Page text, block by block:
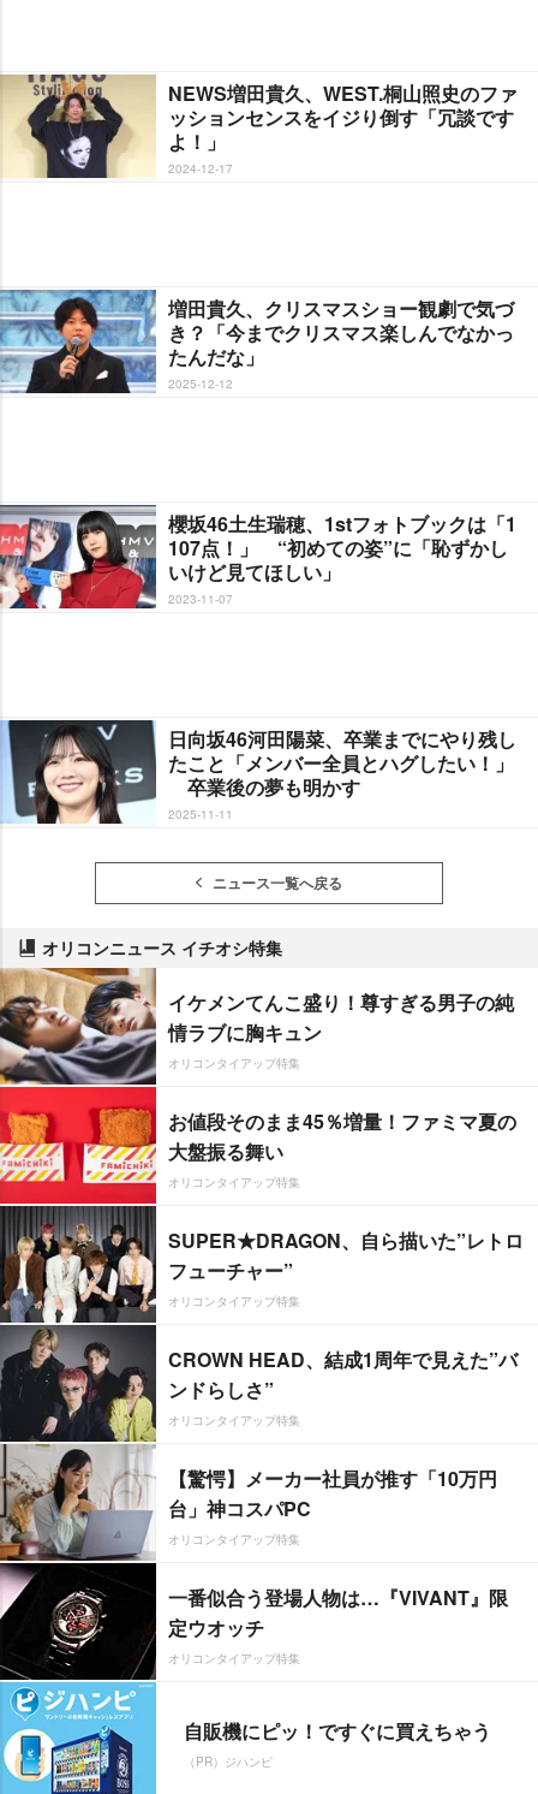
NEWS増田貴久、WEST.桐山照史のファ
ッションセンスをイジり倒す「冗談です
よ！」
2024-12-17
増田貴久、クリスマスショー観劇で気づ
き？「今までクリスマス楽しんでなかっ
たんだな」
2025-12-12
櫻坂46土生瑞穂、1stフォトブックは「1
107点！」 “初めての姿”に「恥ずかし
いけど見てほしい」
2023-11-07
日向坂46河田陽菜、卒業までにやり残し
たこと「メンバー全員とハグしたい！」
卒業後の夢も明かす
2025-11-11
ニュース一覧へ戻る
オリコンニュース イチオシ特集
イケメンてんこ盛り！尊すぎる男子の純
情ラブに胸キュン
オリコンタイアップ特集
お値段そのまま45％増量！ファミマ夏の
大盤振る舞い
オリコンタイアップ特集
SUPER★DRAGON、自ら描いた”レトロ
フューチャー”
オリコンタイアップ特集
CROWN HEAD、結成1周年で見えた”バ
ンドらしさ”
オリコンタイアップ特集
【驚愕】メーカー社員が推す「10万円
台」神コスパPC
オリコンタイアップ特集
一番似合う登場人物は…『VIVANT』限
定ウオッチ
オリコンタイアップ特集
自販機にピッ！ですぐに買えちゃう
（PR）ジハンピ